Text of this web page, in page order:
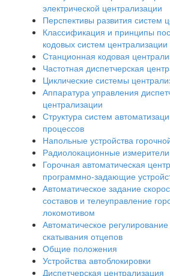
электрической централизации
Перспективы развития систем
Классификация и принципы
кодовых систем централизации
Станционная кодовая
Частотная диспетчерская
Циклические системы
Аппаратура управления
централизации
Структура систем
процессов
Напольные устройства
Радиолокационные измерители
Горочная автоматическая
программно-задающие
Автоматическое задание
составов и телеуправление
локомотивом
Автоматическое регулирование
скатывания отцепов
Общие положения
Устройства автоблокировки
Диспетчерская централизация